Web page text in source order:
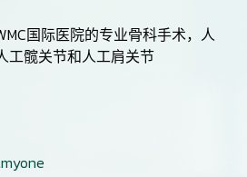
国际医院的专业骨科手术，人
工髋关节和人工肩关节